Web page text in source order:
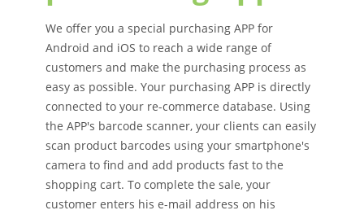
We offer you a special purchasing APP for
Android and iOS to reach a wide range of
customers and make the purchasing process as
easy as possible. Your purchasing APP is directly
connected to your re-commerce database. Using
the APP's barcode scanner, your clients can easily
scan product barcodes using your smartphone's
camera to find and add products fast to the
shopping cart. To complete the sale, your
customer enters his e-mail address on his